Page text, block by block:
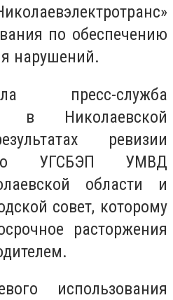
по обеспечению
нарушений.
пресс-служба
в Николаевской
ревизии
УГСБЭП УМВД
области и
совет, которому
расторжения
использования